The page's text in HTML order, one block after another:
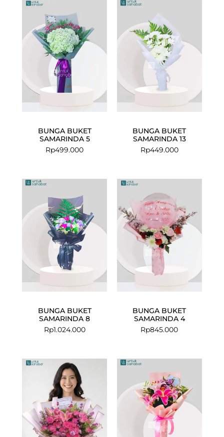
BUNGA BUKET
SAMARINDA 5
Rp499.000
BUNGA BUKET
SAMARINDA 13
Rp449.000
BUNGA BUKET
SAMARINDA 8
Rp1.024.000
BUNGA BUKET
SAMARINDA 4
Rp845.000